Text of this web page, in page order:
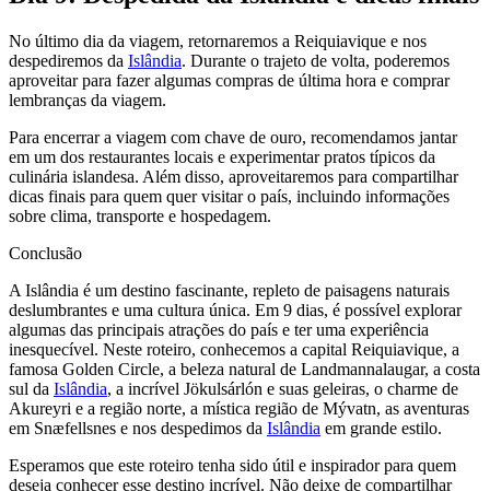
No último dia da viagem, retornaremos a Reiquiavique e nos
despediremos da Islândia. Durante o trajeto de volta, poderemos
aproveitar para fazer algumas compras de última hora e comprar
lembranças da viagem.
Para encerrar a viagem com chave de ouro, recomendamos jantar
em um dos restaurantes locais e experimentar pratos típicos da
culinária islandesa. Além disso, aproveitaremos para compartilhar
dicas finais para quem quer visitar o país, incluindo informações
sobre clima, transporte e hospedagem.
Conclusão
A Islândia é um destino fascinante, repleto de paisagens naturais
deslumbrantes e uma cultura única. Em 9 dias, é possível explorar
algumas das principais atrações do país e ter uma experiência
inesquecível. Neste roteiro, conhecemos a capital Reiquiavique, a
famosa Golden Circle, a beleza natural de Landmannalaugar, a costa
sul da Islândia, a incrível Jökulsárlón e suas geleiras, o charme de
Akureyri e a região norte, a mística região de Mývatn, as aventuras
em Snæfellsnes e nos despedimos da Islândia em grande estilo.
Esperamos que este roteiro tenha sido útil e inspirador para quem
deseja conhecer esse destino incrível. Não deixe de compartilhar